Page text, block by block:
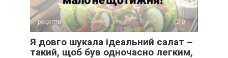
рецепти 0
Я довго шукала ідеальний салат –
такий, щоб був одночасно легким,